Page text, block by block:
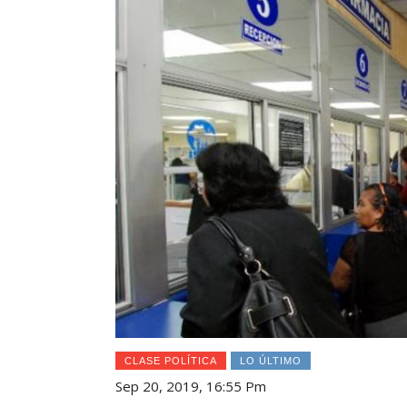
CLASE POLÍTICA LO ÚLTIMO
Sep 20, 2019, 16:55 Pm